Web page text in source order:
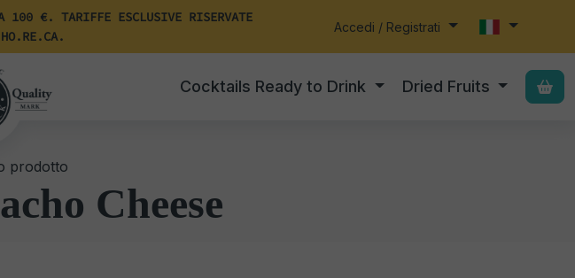
100 €. TARIFFE ESCLUSIVE RISERVATE
Accedi / Registrati
Cocktails Ready to Drink Dried Fruits
prodotto
Cheese